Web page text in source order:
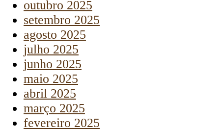
outubro 2025
setembro 2025
agosto 2025
julho 2025
junho 2025
maio 2025
abril 2025
março 2025
fevereiro 2025